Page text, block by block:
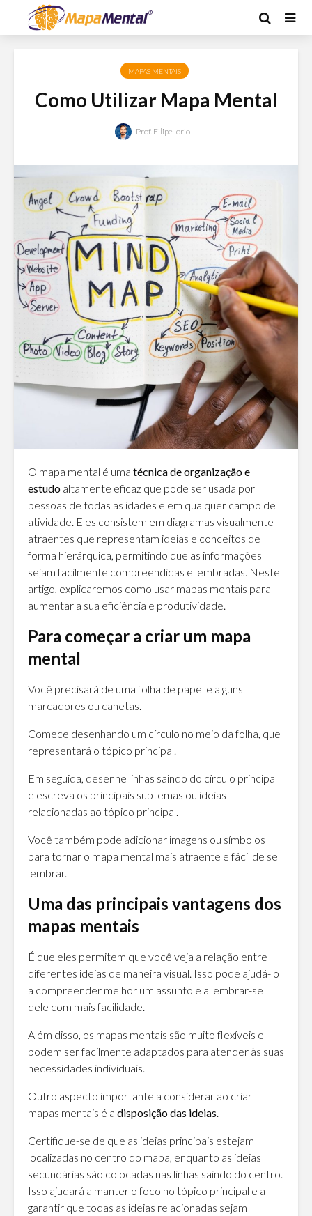
MAPAS MENTAIS
Como Utilizar Mapa Mental
Prof. Filipe Iorio
O mapa mental é uma técnica de organização e
estudo altamente eficaz que pode ser usada por
pessoas de todas as idades e em qualquer campo de
atividade. Eles consistem em diagramas visualmente
atraentes que representam ideias e conceitos de
forma hierárquica, permitindo que as informações
sejam facilmente compreendidas e lembradas. Neste
artigo, explicaremos como usar mapas mentais para
aumentar a sua eficiência e produtividade.
Para começar a criar um mapa
mental
Você precisará de uma folha de papel e alguns
marcadores ou canetas.
Comece desenhando um círculo no meio da folha, que
representará o tópico principal.
Em seguida, desenhe linhas saindo do círculo principal
e escreva os principais subtemas ou ideias
relacionadas ao tópico principal.
Você também pode adicionar imagens ou símbolos
para tornar o mapa mental mais atraente e fácil de se
lembrar.
Uma das principais vantagens dos
mapas mentais
É que eles permitem que você veja a relação entre
diferentes ideias de maneira visual. Isso pode ajudá-lo
a compreender melhor um assunto e a lembrar-se
dele com mais facilidade.
Além disso, os mapas mentais são muito flexíveis e
podem ser facilmente adaptados para atender às suas
necessidades individuais.
Outro aspecto importante a considerar ao criar
mapas mentais é a disposição das ideias.
Certifique-se de que as ideias principais estejam
localizadas no centro do mapa, enquanto as ideias
secundárias são colocadas nas linhas saindo do centro.
Isso ajudará a manter o foco no tópico principal e a
garantir que todas as ideias relacionadas sejam